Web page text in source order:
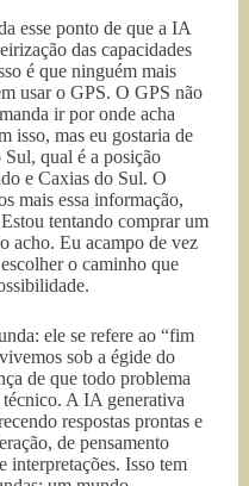
esse ponto de que a IA
das capacidades
é que ninguém mais
usar o GPS. O GPS não
ir por onde acha
isso, mas eu gostaria de
qual é a posição
e Caxias do Sul. O
mais essa informação,
tentando comprar um
acho. Eu acampo de vez
o caminho que
ele se refere ao “fim
sob a égide do
de que todo problema
A IA generativa
respostas prontas e
de pensamento
interpretações. Isso tem